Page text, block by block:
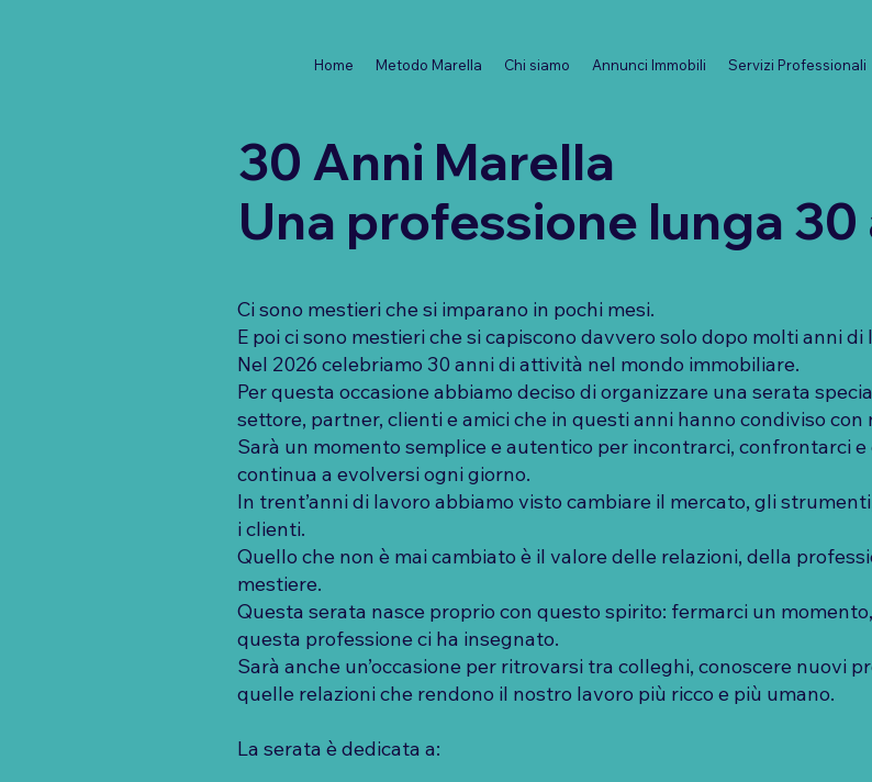
Home Metodo Marella Chi siamo Annunci Immobili Servizi Professionali
30 Anni Marella
Una professione lunga 30
Ci sono mestieri che si imparano in pochi mesi.
E poi ci sono mestieri che si capiscono davvero solo dopo molti anni di
Nel 2026 celebriamo 30 anni di attività nel mondo immobiliare.
Per questa occasione abbiamo deciso di organizzare una serata
settore, partner, clienti e amici che in questi anni hanno condiviso con
Sarà un momento semplice e autentico per incontrarci, confrontarci
continua a evolversi ogni giorno.
In trent’anni di lavoro abbiamo visto cambiare il mercato, gli
i clienti.
Quello che non è mai cambiato è il valore delle relazioni, della
mestiere.
Questa serata nasce proprio con questo spirito: fermarci un
questa professione ci ha insegnato.
Sarà anche un’occasione per ritrovarsi tra colleghi, conoscere nuovi
quelle relazioni che rendono il nostro lavoro più ricco e più umano.
La serata è dedicata a: